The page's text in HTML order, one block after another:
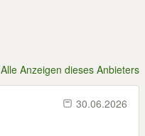
Alle Anzeigen dieses Anbieters
30.06.2026